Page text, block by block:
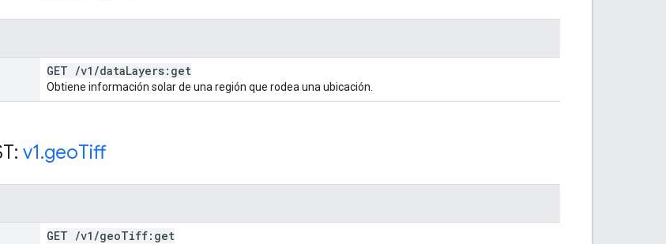
GET /v1 /dataLayers:get
Obtiene información solar de una región que rodea una ubicación.
v1.geoTiff
GET /v1 /geoTiff:get